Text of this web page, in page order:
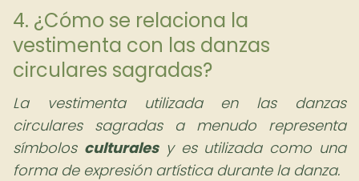
4. ¿Cómo se relaciona la
vestimenta con las danzas
circulares sagradas?
La vestimenta utilizada en las danzas
circulares sagradas a menudo representa
símbolos culturalesy es utilizada como una
forma de expresión artística durante la danza.